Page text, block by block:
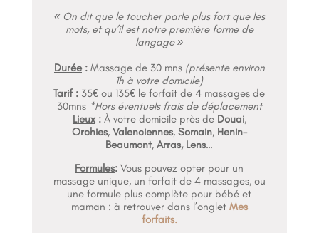
« On dit que le toucher parle plus fort que les
mots, et qu’il est notre première forme de
langage »
Durée:Massage de 30 mns (présente environ
1h à votre domicile)
Tarif: 35€ ou 135€ le forfait de 4 massages de
30mns *Hors éventuels frais de déplacement
Lieux:À votre domicile près de Douai,
Orchies, Valenciennes, Somain, Henin-
Beaumont,Arras, Lens…
Formules: Vous pouvez opter pour un
massage unique, un forfait de 4 massages, ou
une formule plus complète pour bébé et
maman : à retrouver dans l’onglet Mes
forfaits.